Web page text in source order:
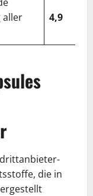
aller
4,9
die in